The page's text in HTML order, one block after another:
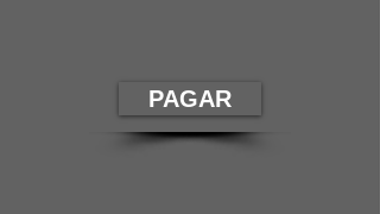
PAGAR